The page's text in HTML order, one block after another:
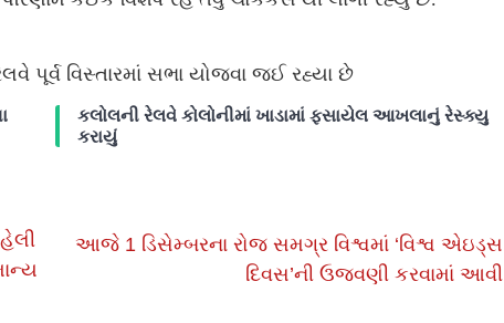
વિસ્તારમાં સભા યોજવા જઈ રહ્યા છે
કલોલની રેલવે કોલોનીમાં ખાડામાં ફસાયેલ આખલાનું રેસ્ક્યુ
કરાયું
આજે 1 ડિસેમ્બરના રોજ સમગ્ર વિશ્વમાં ‘વિશ્વ એઇડ્સ
દિવસ’ની ઉજવણી કરવામાં આવી